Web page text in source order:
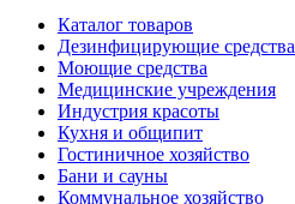
Каталог товаров
Дезинфицирующие средства
Моющие средства
Медицинские учреждения
Индустрия красоты
Кухня и общипит
Гостиничное хозяйство
Бани и сауны
Коммунальное хозяйство